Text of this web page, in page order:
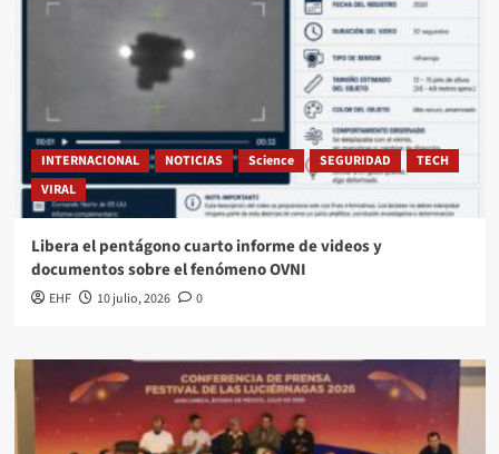
INTERNACIONAL NOTICIAS Science SEGURIDAD
TECH
VIRAL
Libera el pentágono cuarto informe de videos y
documentos sobre el fenómeno OVNI
EHF 10 julio, 2026 0